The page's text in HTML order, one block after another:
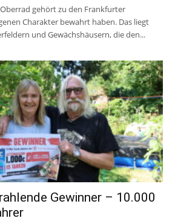
gehört zu den Frankfurter
Charakter bewahrt haben. Das liegt
und Gewächshäusern, die den...
Gewinner – 10.000